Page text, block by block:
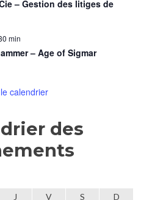
– Gestion des litiges de
min
– Age of Sigmar
calendrier
des
J V S
D